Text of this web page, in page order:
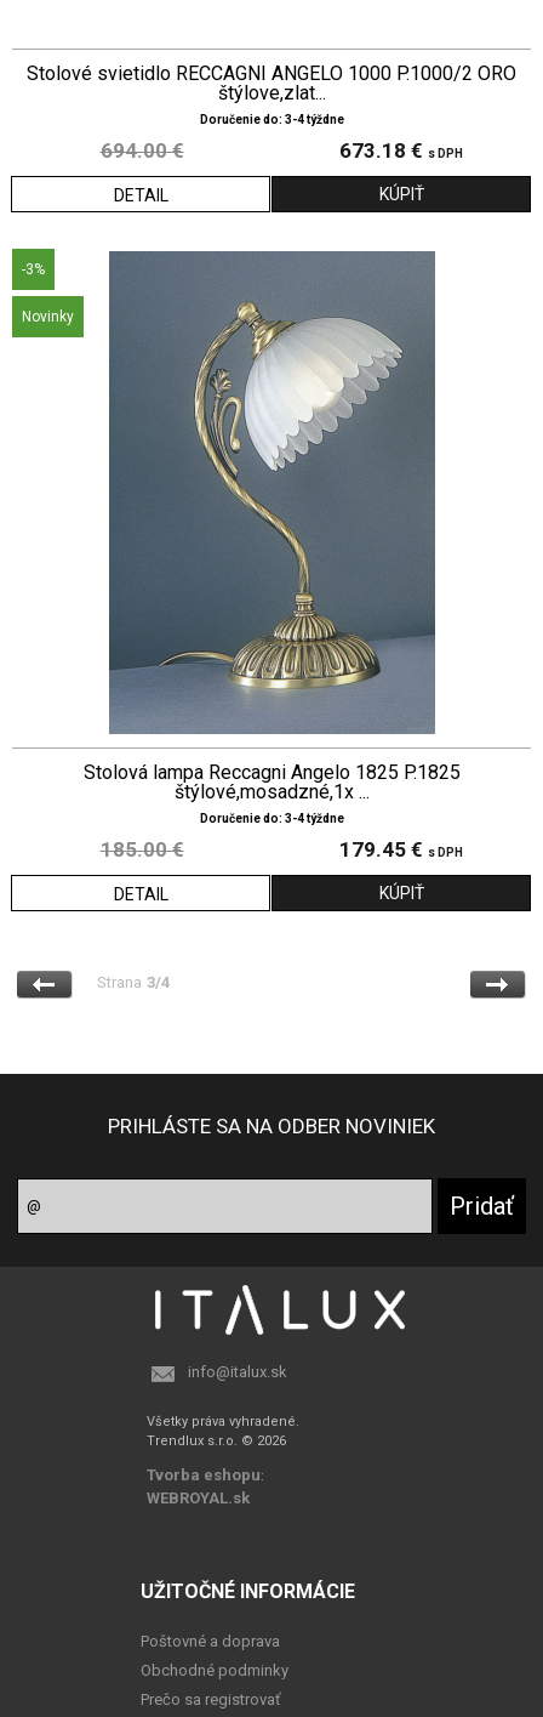
Stolové svietidlo RECCAGNI ANGELO 1000 P.1000/2 ORO
štýlove,zlat...
Doručenie do: 3-4 týždne
694.00 € 673.18 € s DPH
DETAIL
-3%
Novinky
Stolová lampa Reccagni Angelo 1825 P.1825
štýlové,mosadzné,1x ...
Doručenie do: 3-4 týždne
185.00 € 179.45 € s DPH
DETAIL
Strana 3/4
PRIHLÁSTE SA NA ODBER NOVINIEK
info@italux.sk
Všetky práva vyhradené.
Trendlux s.r.o. © 2026
Tvorba eshopu:
WEBROYAL.sk
UŽITOČNÉ INFORMÁCIE
Poštovné a doprava
Obchodné podminky
Prečo sa registrovať